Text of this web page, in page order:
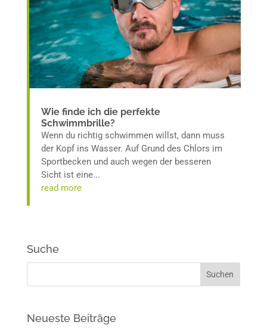
Wie finde ich die perfekte
Schwimmbrille?
Wenn du richtig schwimmen willst, dann muss
der Kopf ins Wasser. Auf Grund des Chlors im
Sportbecken und auch wegen der besseren
Sicht ist eine...
read more
Suche
Neueste Beiträge